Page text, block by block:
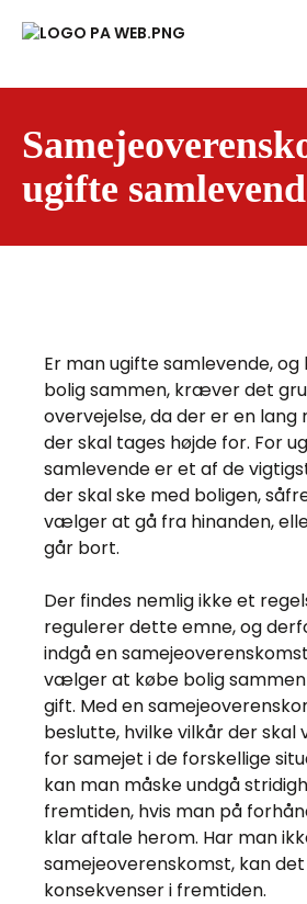
ugifte
Er man ugifte samlevende,
bolig sammen, kræver det
overvejelse, da der er en
der skal tages højde for. For
samlevende er et af de
der skal ske med boligen,
vælger at gå fra hinanden,
går bort.
Der findes nemlig ikke et
regulerer dette emne, og
indgå en
vælger at købe bolig
gift. Med en
beslutte, hvilke vilkår der
for samejet i de forskellige
kan man måske undgå
fremtiden, hvis man på
klar aftale herom. Har man
samejeoverenskomst, kan
konsekvenser i fremtiden.